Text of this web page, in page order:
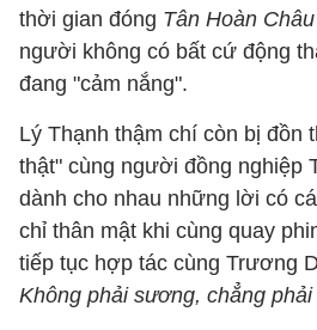
thời gian đóng Tân Hoàn
người không có bất cứ động
đang "cảm nắng".
Lý Thạnh thậm chí còn bị đồn
thật" cùng người đồng nghiệp
dành cho nhau những lời có
chỉ thân mật khi cùng quay
tiếp tục hợp tác cùng Trương
Không phải sương, chẳng phải